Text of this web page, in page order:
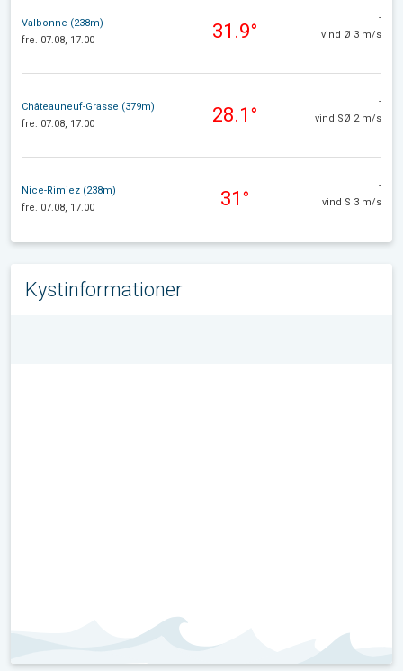
Valbonne (238m)
fre. 07.08, 17.00
31.9°
-
vind Ø 3 m/s
Châteauneuf-Grasse (379m)
fre. 07.08, 17.00
28.1°
-
vind SØ 2 m/s
Nice-Rimiez (238m)
fre. 07.08, 17.00
31°
-
vind S 3 m/s
Kystinformationer